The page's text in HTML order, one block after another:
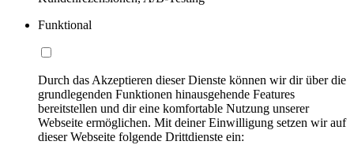
Funktional
Durch das Akzeptieren dieser Dienste können wir dir über die
grundlegenden Funktionen hinausgehende Features
bereitstellen und dir eine komfortable Nutzung unserer
Webseite ermöglichen. Mit deiner Einwilligung setzen wir auf
dieser Webseite folgende Drittdienste ein: